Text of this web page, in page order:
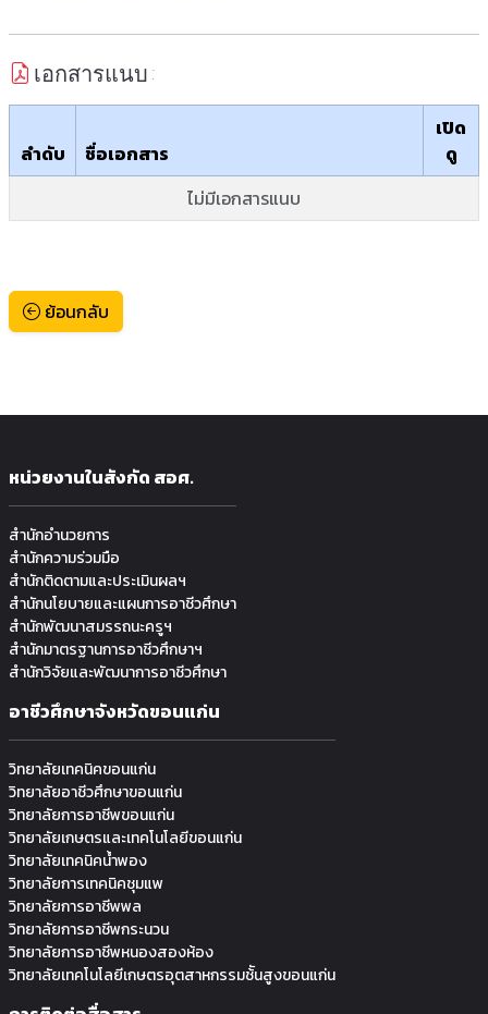
เอกสารแนบ :
ลำดับ ชื่อเอกสาร
เปิด
ดู
ไม่มีเอกสารแนบ
ย้อนกลับ
หน่วยงานในสังกัด สอศ.
สำนักอำนวยการ
สำนักความร่วมมือ
สำนักติดตามและประเมินผลฯ
สำนักนโยบายและแผนการอาชีวศึกษา
สำนักพัฒนาสมรรถนะครูฯ
สำนักมาตรฐานการอาชีวศึกษาฯ
สำนักวิจัยและพัฒนาการอาชีวศึกษา
อาชีวศึกษาจังหวัดขอนแก่น
วิทยาลัยเทคนิคขอนแก่น
วิทยาลัยอาชีวศึกษาขอนแก่น
วิทยาลัยการอาชีพขอนแก่น
วิทยาลัยเกษตรและเทคโนโลยีขอนแก่น
วิทยาลัยเทคนิคน้ำพอง
วิทยาลัยการเทคนิคชุมแพ
วิทยาลัยการอาชีพพล
วิทยาลัยการอาชีพกระนวน
วิทยาลัยการอาชีพหนองสองห้อง
วิทยาลัยเทคโนโลยีเกษตรอุตสาหกรรมช้ันสูงขอนแก่น